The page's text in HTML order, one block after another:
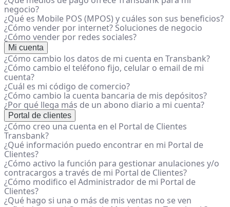
negocio?
¿Qué es Mobile POS (MPOS) y cuáles son sus beneficios?
¿Cómo vender por internet? Soluciones de negocio
¿Cómo vender por redes sociales?
Mi cuenta
¿Cómo cambio los datos de mi cuenta en Transbank?
¿Cómo cambio el teléfono fijo, celular o email de mi
cuenta?
¿Cuál es mi código de comercio?
¿Cómo cambio la cuenta bancaria de mis depósitos?
¿Por qué llega más de un abono diario a mi cuenta?
Portal de clientes
¿Cómo creo una cuenta en el Portal de Clientes
Transbank?
¿Qué información puedo encontrar en mi Portal de
Clientes?
¿Cómo activo la función para gestionar anulaciones y/o
contracargos a través de mi Portal de Clientes?
¿Cómo modifico el Administrador de mi Portal de
Clientes?
¿Qué hago si una o más de mis ventas no se ven